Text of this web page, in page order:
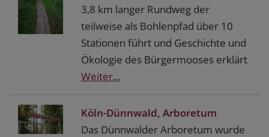
3,8 km langer Rundweg der
teilweise als Bohlenpfad über 10
Stationen führt und Geschichte und
Ökologie des Bürgermooses erklärt
Weiter...
Köln-Dünnwald, Arboretum
Das Dünnwalder Arboretum wurde